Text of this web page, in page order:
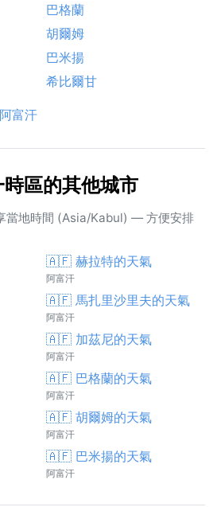
巴格蘭
胡爾姆
巴米揚
希比爾甘
富汗
區的其他城市
當地時間 (Asia/Kabul) — 方便安排
🇦🇫 赫拉特的天氣
阿富汗
🇦🇫 馬扎里沙里夫的天氣
阿富汗
🇦🇫 加茲尼的天氣
阿富汗
🇦🇫 巴格蘭的天氣
阿富汗
🇦🇫 胡爾姆的天氣
阿富汗
🇦🇫 巴米揚的天氣
阿富汗